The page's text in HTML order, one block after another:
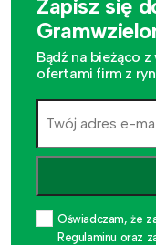
Zapisz się
Bądź na bieżąco
ofertami firm z
Oświadczam, że
Regulaminu oraz